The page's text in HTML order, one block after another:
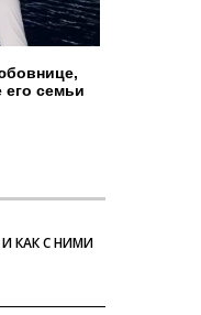
семьи
КАК С НИМИ